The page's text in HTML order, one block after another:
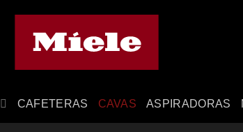
CAFETERAS CAVAS ASPIRADORAS